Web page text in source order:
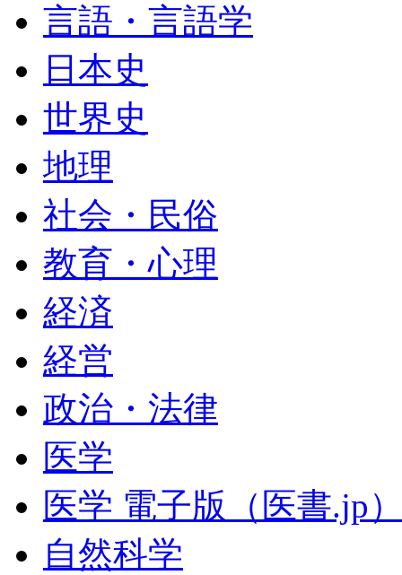
言語・言語学
日本史
世界史
地理
社会・民俗
教育・心理
経済
経営
政治・法律
医学
医学 電子版（医書.jp
自然科学